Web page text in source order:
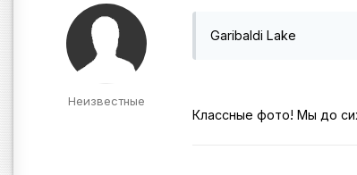
Неизвестные
Garibaldi Lake
Классные фото! Мы до